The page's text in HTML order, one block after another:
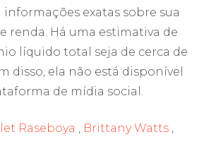
exatas sobre sua
renda. Há uma estimativa de
líquido total seja de cerca de
disso, ela não está disponível
de mídia social.
Raseboya , Brittany Watts ,